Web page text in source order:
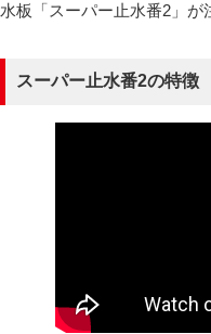
水板「スーパー止水番2」が
スーパー止水番2の特徴